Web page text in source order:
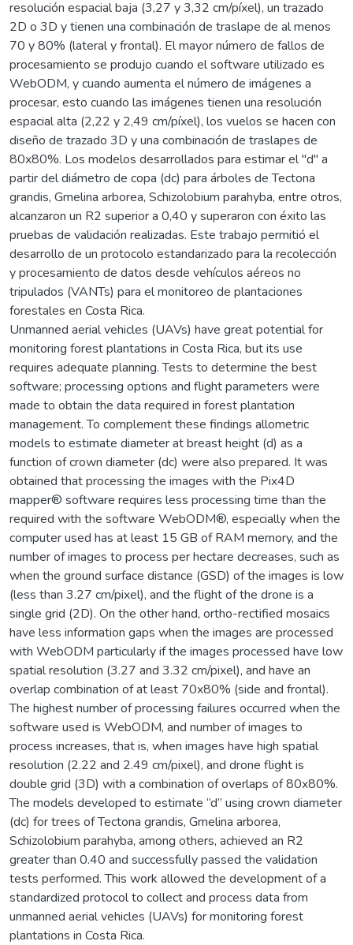
resolución espacial baja (3,27 y 3,32 cm/píxel), un trazado
2D o 3D y tienen una combinación de traslape de al menos
70 y 80% (lateral y frontal). El mayor número de fallos de
procesamiento se produjo cuando el software utilizado es
WebODM, y cuando aumenta el número de imágenes a
procesar, esto cuando las imágenes tienen una resolución
espacial alta (2,22 y 2,49 cm/píxel), los vuelos se hacen con
diseño de trazado 3D y una combinación de traslapes de
80x80%. Los modelos desarrollados para estimar el "d" a
partir del diámetro de copa (dc) para árboles de Tectona
grandis, Gmelina arborea, Schizolobium parahyba, entre otros,
alcanzaron un R2 superior a 0,40 y superaron con éxito las
pruebas de validación realizadas. Este trabajo permitió el
desarrollo de un protocolo estandarizado para la recolección
y procesamiento de datos desde vehículos aéreos no
tripulados (VANTs) para el monitoreo de plantaciones
forestales en Costa Rica.
Unmanned aerial vehicles (UAVs) have great potential for
monitoring forest plantations in Costa Rica, but its use
requires adequate planning. Tests to determine the best
software; processing options and flight parameters were
made to obtain the data required in forest plantation
management. To complement these findings allometric
models to estimate diameter at breast height (d) as a
function of crown diameter (dc) were also prepared. It was
obtained that processing the images with the Pix4D
mapper® software requires less processing time than the
required with the software WebODM®, especially when the
computer used has at least 15 GB of RAM memory, and the
number of images to process per hectare decreases, such as
when the ground surface distance (GSD) of the images is low
(less than 3.27 cm/pixel), and the flight of the drone is a
single grid (2D). On the other hand, ortho-rectified mosaics
have less information gaps when the images are processed
with WebODM particularly if the images processed have low
spatial resolution (3.27 and 3.32 cm/pixel), and have an
overlap combination of at least 70x80% (side and frontal).
The highest number of processing failures occurred when the
software used is WebODM, and number of images to
process increases, that is, when images have high spatial
resolution (2.22 and 2.49 cm/pixel), and drone flight is
double grid (3D) with a combination of overlaps of 80x80%.
The models developed to estimate “d” using crown diameter
(dc) for trees of Tectona grandis, Gmelina arborea,
Schizolobium parahyba, among others, achieved an R2
greater than 0.40 and successfully passed the validation
tests performed. This work allowed the development of a
standardized protocol to collect and process data from
unmanned aerial vehicles (UAVs) for monitoring forest
plantations in Costa Rica.